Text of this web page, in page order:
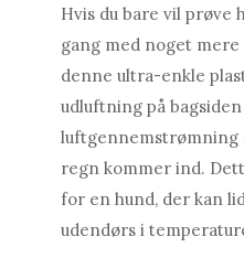
Hvis du bare vil prøve
gang med noget
denne ultra-enkle
udluftning på
luftgennemstrømning
regn kommer ind.
for en hund, der kan
udendørs i